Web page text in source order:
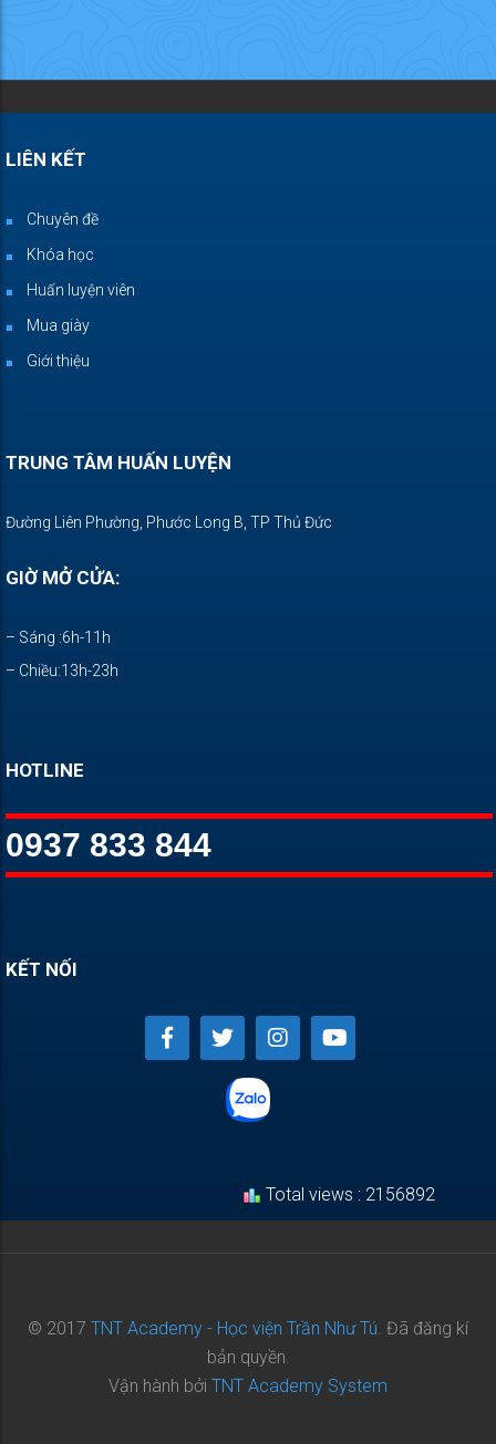
LIÊN KẾT
Chuyên đề
Khóa học
Huấn luyện viên
Mua giày
Giới thiệu
TRUNG TÂM HUẤN LUYỆN
Đường Liên Phường, Phước Long B, TP Thủ Đức
GIỜ MỞ CỬA:
– Sáng :6h-11h
– Chiều:13h-23h
HOTLINE
0937 833 844
KẾT NỐI
Total views : 2156892
© 2017 TNT Academy - Học viện Trần Như Tú. Đã đăng kí
bản quyền.
Vận hành bởi TNT Academy System